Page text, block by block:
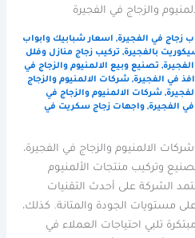
والزجاج في الفجيرة
زجاج في الفجيرة, اسعار شبابيك وابواب
بالفجيرة, تركيب زجاج منازل وفلل
, تصنيع وبيع الالمنيوم والزجاج في
في الفجيرة,شركات الالمنيوم والزجاج
,شركات الالمنيوم والزجاج في
الفجيرة,واجهات زجاج سكريت في
الالمنيوم والزجاج في الفجيرة،
وتركيب منتجات الألمنيوم
الشركة على أحدث التقنيات
مستويات الجودة والمتانة. كذلك،
تلبي احتياجات العملاء في